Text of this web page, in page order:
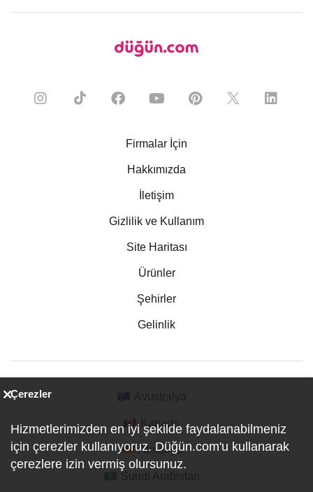
Firmalar İçin
Hakkımızda
İletişim
Gizlilik ve Kullanım
Site Haritası
Ürünler
Şehirler
Gelinlik
Kanada
Almanya
Çerezler
Hizmetlerimizden en iyi şekilde faydalanabilmeniz
için çerezler kullanıyoruz. Düğün.com'u kullanarak
çerezlere izin vermiş olursunuz.